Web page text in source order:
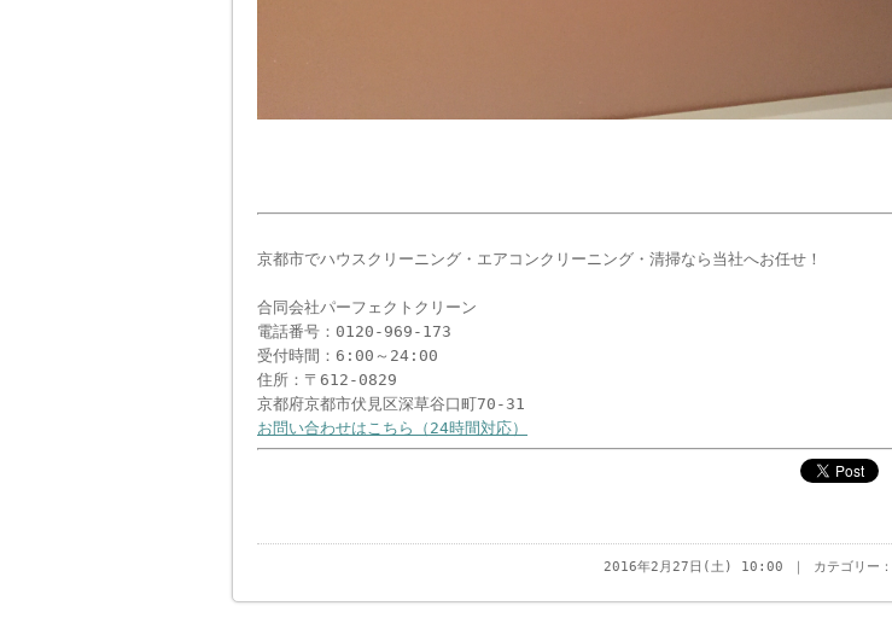
京都市でハウスクリーニング・エアコンクリーニング・清掃なら当社へお任せ！
合同会社パーフェクトクリーン
電話番号：0120-969-173
受付時間：6:00～24:00
住所：〒612-0829
京都府京都市伏見区深草谷口町70-31
お問い合わせはこちら（24時間対応）
2016年2月27日(土) 10:00 ｜ カテゴリー：